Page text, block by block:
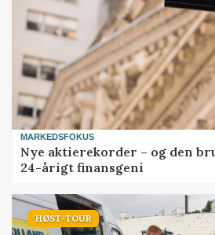
MARKEDSFOKUS
Nye aktierekorder – og den
24-årigt finansgeni
HØST-TOUR